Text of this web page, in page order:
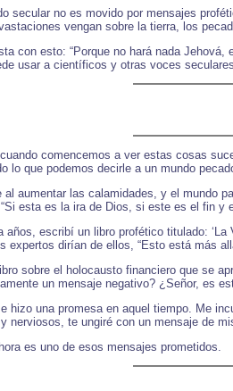
secular no es movido por mensajes
vengan sobre la tierra, los
con esto: “Porque no hará nada
usar a científicos y otras voces
comencemos a ver estas cosas
lo que podemos decirle a un mundo
al aumentar las calamidades, y el mundo
esta es la ira de Dios, si este es el fin y
años, escribí un libro profético titulado:
expertos dirían de ellos, “Esto está más
sobre el holocausto financiero que se
un mensaje negativo? ¿Señor, es
hizo una promesa en aquel tiempo. Me
nerviosos, te ungiré con un mensaje de
es uno de esos mensajes prometidos.